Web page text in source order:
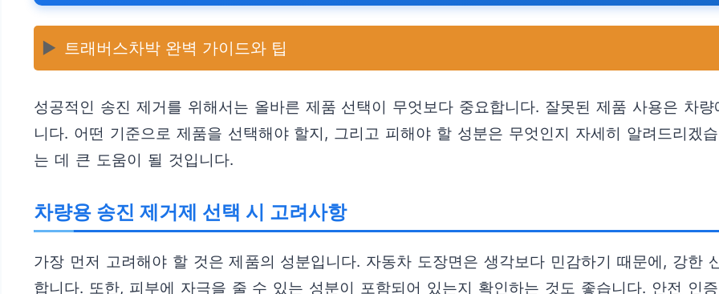
▶️ 트래버스차박 완벽 가이드와 팁
성공적인 송진 제거를 위해서는 올바른 제품 선택이 무엇보다 중요합니다. 잘못된 제품 사용은 차
니다. 어떤 기준으로 제품을 선택해야 할지, 그리고 피해야 할 성분은 무엇인지 자세히 알려드리겠
는 데 큰 도움이 될 것입니다.
차량용 송진 제거제 선택 시 고려사항
가장 먼저 고려해야 할 것은 제품의 성분입니다. 자동차 도장면은 생각보다 민감하기 때문에, 강한
합니다. 또한, 피부에 자극을 줄 수 있는 성분이 포함되어 있는지 확인하는 것도 좋습니다. 안전 인